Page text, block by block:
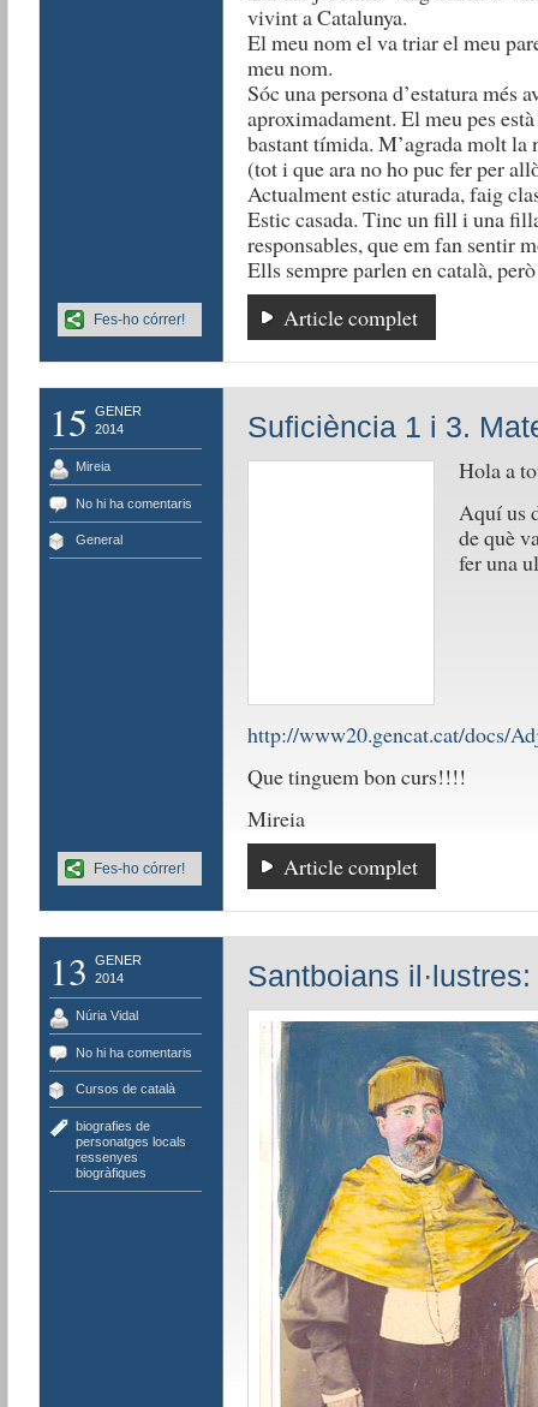
vivint a Catalunya.
El meu nom el va triar el meu
meu nom.
Sóc una persona d’estatura més
aproximadament. El meu pes
bastant tímida. M’agrada molt
(tot i que ara no ho puc fer per
Actualment estic aturada, faig
Estic casada. Tinc un fill i una
responsables, que em fan sentir
Ells sempre parlen en català,
Article complet
Fes-ho córrer!
15
GENER
2014
Mireia
No hi ha comentaris
General
Suficiència 1 i 3.
Hola a
Aquí us
de què
fer una
http://www20.gencat.cat/docs/
Que tinguem bon curs!!!!
Mireia
Article complet
Fes-ho córrer!
13
GENER
2014
Núria Vidal
No hi ha comentaris
Cursos de català
biografies de
personatges locals
ressenyes
biogràfiques
Santboians